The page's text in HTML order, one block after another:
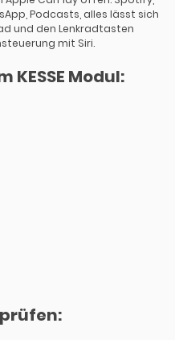
Podcasts, alles lässt sich
und den Lenkradtasten
mit Siri.
Modul: